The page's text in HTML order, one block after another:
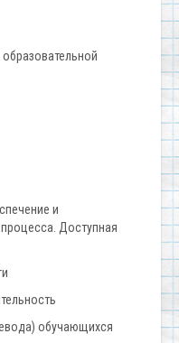
и
Доступная
обучающихся